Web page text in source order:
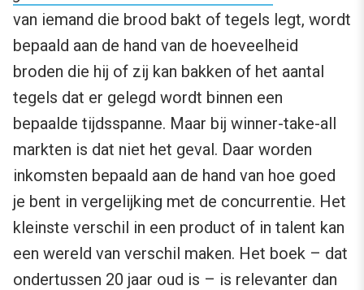
van iemand die brood bakt of tegels legt, wordt
bepaald aan de hand van de hoeveelheid
broden die hij of zij kan bakken of het aantal
tegels dat er gelegd wordt binnen een
bepaalde tijdsspanne. Maar bij winner-take-all
markten is dat niet het geval. Daar worden
inkomsten bepaald aan de hand van hoe goed
je bent in vergelijking met de concurrentie. Het
kleinste verschil in een product of in talent kan
een wereld van verschil maken. Het boek – dat
ondertussen 20 jaar oud is – is relevanter dan